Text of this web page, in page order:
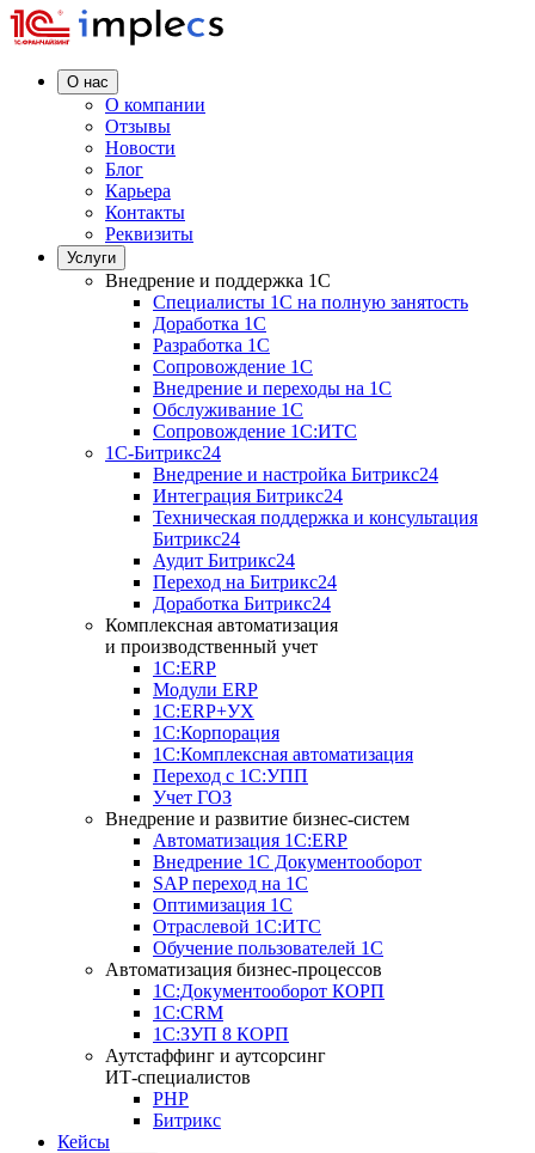
О нас
О компании
Отзывы
Новости
Блог
Карьера
Контакты
Реквизиты
Услуги
Внедрение и поддержка 1C
Специалисты 1C на полную занятость
Доработка 1C
Разработка 1C
Сопровождение 1C
Внедрение и переходы на 1C
Обслуживание 1C
Сопровождение 1C:ИТС
1С-Битрикс24
Внедрение и настройка Битрикс24
Интеграция Битрикс24
Техническая поддержка и консультация
Битрикс24
Аудит Битрикс24
Переход на Битрикс24
Доработка Битрикс24
Комплексная автоматизация
и производственный учет
1С:ERP
Модули ERP
1C:ERP+УХ
1С:Корпорация
1С:Комплексная автоматизация
Переход с 1С:УПП
Учет ГОЗ
Внедрение и развитие бизнес-систем
Автоматизация 1С:ERP
Внедрение 1С Документооборот
SAP переход на 1С
Оптимизация 1С
Отраслевой 1С:ИТС
Обучение пользователей 1С
Автоматизация бизнес-процессов
1С:Документооборот КОРП
1С:CRM
1С:ЗУП 8 КОРП
Аутстаффинг и аутсорсинг
ИТ-специалистов
PHP
Битрикс
Кейсы